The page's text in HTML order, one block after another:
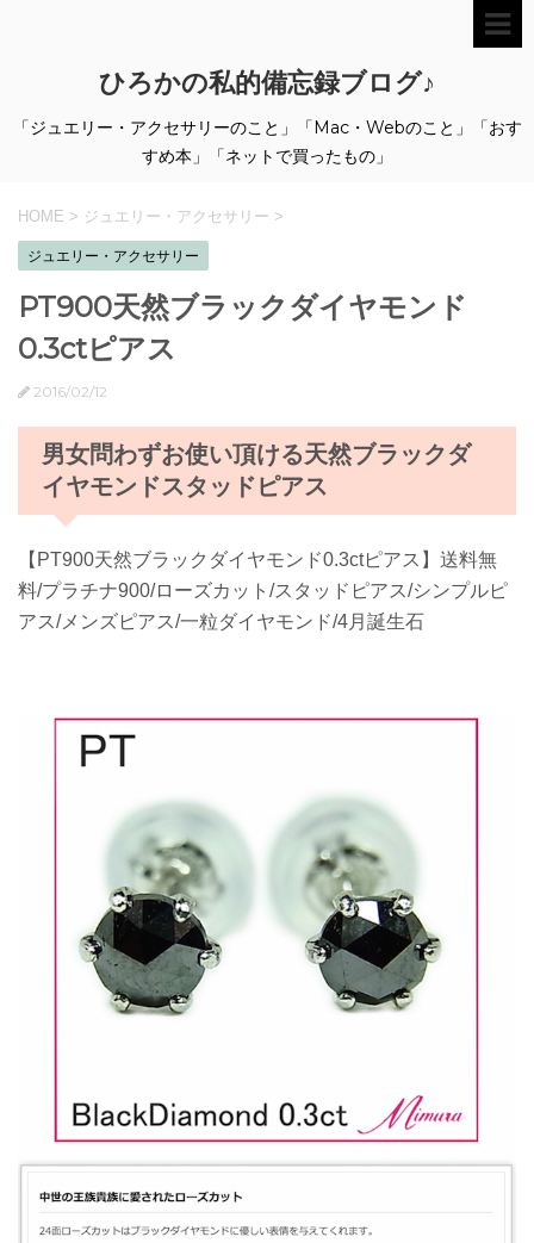
ひろかの私的備忘録ブログ♪
「ジュエリー・アクセサリーのこと」「Mac・Webのこと」「おす
すめ本」「ネットで買ったもの」
HOME > ジュエリー・アクセサリー >
ジュエリー・アクセサリー
PT900天然ブラックダイヤモンド
0.3ctピアス
2016/02/12
男女問わずお使い頂ける天然ブラックダ
イヤモンドスタッドピアス
【PT900天然ブラックダイヤモンド0.3ctピアス】送料無
料/プラチナ900/ローズカット/スタッドピアス/シンプルピ
アス/メンズピアス/一粒ダイヤモンド/4月誕生石